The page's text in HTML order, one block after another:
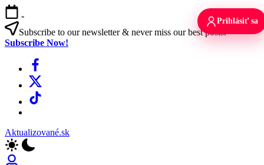
Skip
to
content
-
Subscribe to our newsletter & never miss our best posts.
Subscribe Now!
Facebook
X
TikTok
Aktualizované.sk
Prihlásiť sa